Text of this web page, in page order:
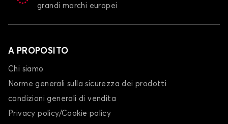
Tappetini per baule per
Tappetini per baule per
grandi marchi europei
A PROPOSITO
Chi siamo
Norme generali sulla sicurezza dei prodotti
condizioni generali di vendita
Privacy policy/Cookie policy